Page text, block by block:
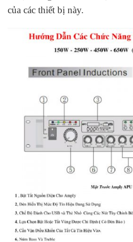
của các thiết bị này.